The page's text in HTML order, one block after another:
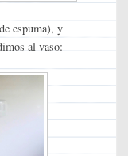
espuma), y
al vaso: